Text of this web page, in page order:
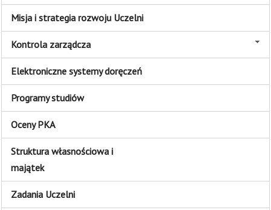
Misja i strategia rozwoju Uczelni
Kontrola zarządcza
Elektroniczne systemy doręczeń
Programy studiów
Oceny PKA
Struktura własnościowa i
majątek
Zadania Uczelni